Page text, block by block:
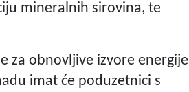
mineralnih sirovina, te
za obnovljive izvore energije
imat će poduzetnici s